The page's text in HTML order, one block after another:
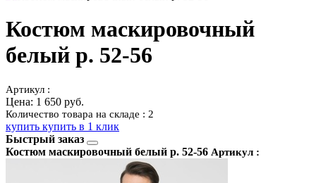
Костюм маскировочный
белый р. 52-56
Артикул :
Цена: 1 650 руб.
Количество товара на складе : 2
купить купить в 1 клик
Быстрый заказ
Костюм маскировочный белый р. 52-56 Артикул :